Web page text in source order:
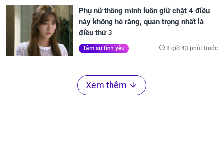
Phụ nữ thông minh luôn giữ chặt 4 điều
này không hé răng, quan trọng nhất là
điều thứ 3
Tâm sự tình yêu 8 giờ 43 phút trước
Xem thêm